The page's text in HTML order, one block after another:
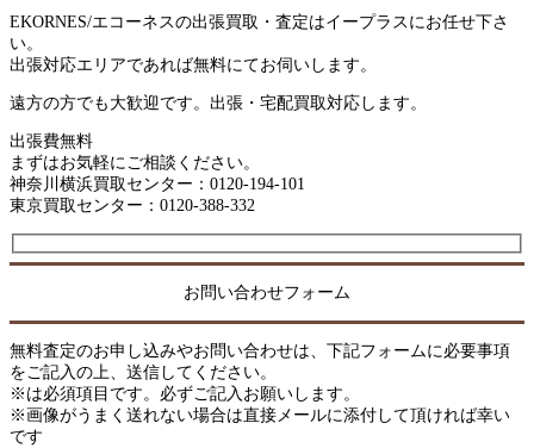
EKORNES/エコーネスの出張買取・査定はイープラスにお任せ下さ
い。
出張対応エリアであれば無料にてお伺いします。
遠方の方でも大歓迎です。出張・宅配買取対応します。
出張費無料
まずはお気軽にご相談ください。
神奈川横浜買取センター：0120-194-101
東京買取センター：0120-388-332
お問い合わせフォーム
無料査定のお申し込みやお問い合わせは、下記フォームに必要事項
をご記入の上、送信してください。
※は必須項目です。必ずご記入お願いします。
※画像がうまく送れない場合は直接メールに添付して頂ければ幸い
です